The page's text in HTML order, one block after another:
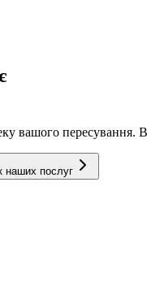
вашого
наших послуг